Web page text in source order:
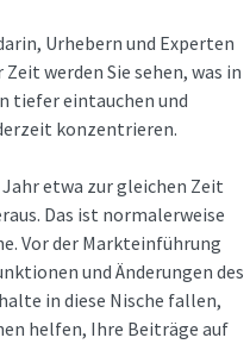
Urhebern und Experten
werden Sie sehen, was in
tiefer eintauchen und
konzentrieren.
etwa zur gleichen Zeit
Das ist normalerweise
Vor der Markteinführung
und Änderungen des
in diese Nische fallen,
helfen, Ihre Beiträge auf